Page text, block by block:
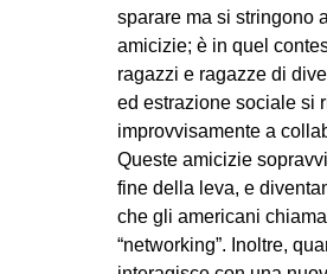
sparare ma si stringono
amicizie; è in quel
ragazzi e ragazze di
ed estrazione sociale si
improvvisamente a
Queste amicizie
fine della leva, e
che gli americani
“networking”. Inoltre,